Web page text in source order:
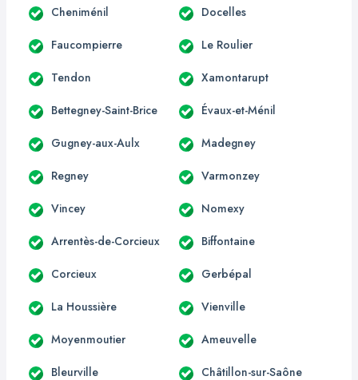
Cheniménil Docelles
Faucompierre Le Roulier
Tendon Xamontarupt
Bettegney-Saint-Brice Évaux-et-Ménil
Gugney-aux-Aulx Madegney
Regney Varmonzey
Vincey Nomexy
Arrentès-de-Corcieux Biffontaine
Corcieux Gerbépal
La Houssière Vienville
Moyenmoutier Ameuvelle
Bleurville Châtillon-sur-Saône